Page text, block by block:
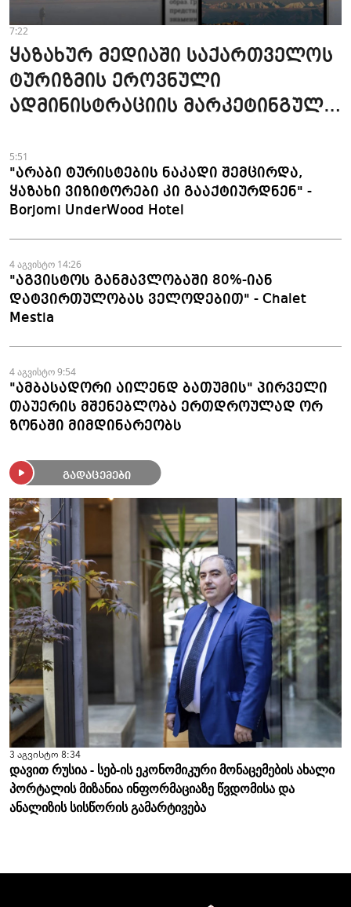
7:22
ყაზახურ მედიაში საქართველოს
ტურიზმის ეროვნული
ადმინისტრაციის მარკეტინგული
მომზადდა
5:51
"არაბი ტურისტების ნაკადი შემცირდა,
ყაზახი ვიზიტორები კი გააქტიურდნენ" -
Borjomi UnderWood Hotel
4 აგვისტო 14:26
"აგვისტოს განმავლობაში 80%-იან
დატვირთულობას ველოდებით" - Chalet
Mestia
4 აგვისტო 9:54
"ამბასადორი აილენდ ბათუმის" პირველი
თაუერის მშენებლობა ერთდროულად ორ
ზონაში მიმდინარეობს
გადაცემები
3 აგვისტო 8:34
დავით რუსია - სებ-ის ეკონომიკური მონაცემების ახალი
პორტალის მიზანია ინფორმაციაზე წვდომისა და
ანალიზის სისწორის გამარტივება